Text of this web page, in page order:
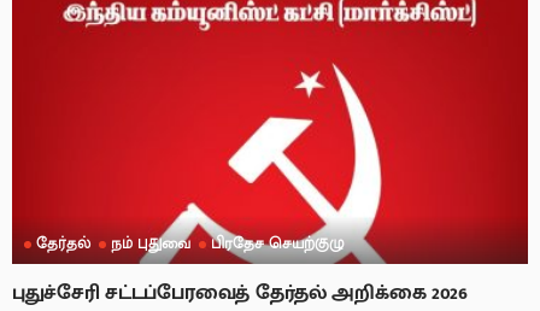
தேர்தல் நம் புதுவை பிரதேச செயற்குழு
புதுச்சேரி சட்டப்பேரவைத் தேர்தல் அறிக்கை 2026